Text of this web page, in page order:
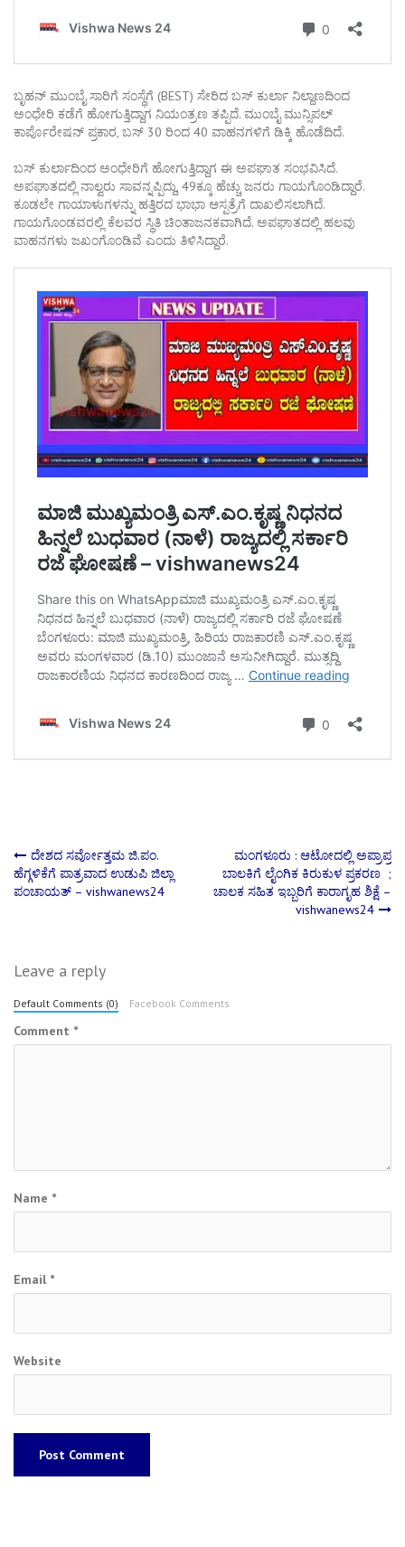
ಬೃಹನ್ ಮುಂಬೈ ಸಾರಿಗೆ ಸಂಸ್ಥೆಗೆ (BEST) ಸೇರಿದ ಬಸ್ ಕುರ್ಲಾ ನಿಲ್ದಾಣದಿಂದ
ಅಂಧೇರಿ ಕಡೆಗೆ ಹೋಗುತ್ತಿದ್ದಾಗ ನಿಯಂತ್ರಣ ತಪ್ಪಿದೆ. ಮುಂಬೈ ಮುನ್ಸಿಪಲ್
ಕಾರ್ಪೊರೇಷನ್ ಪ್ರಕಾರ, ಬಸ್ 30 ರಿಂದ 40 ವಾಹನಗಳಿಗೆ ಡಿಕ್ಕಿ ಹೊಡೆದಿದೆ.
ಬಸ್ ಕುರ್ಲಾದಿಂದ ಅಂಧೇರಿಗೆ ಹೋಗುತ್ತಿದ್ದಾಗ ಈ ಅಪಘಾತ ಸಂಭವಿಸಿದೆ.
ಅಪಘಾತದಲ್ಲಿ ನಾಲ್ವರು ಸಾವನ್ನಪ್ಪಿದ್ದು, 49ಕ್ಕೂ ಹೆಚ್ಚು ಜನರು ಗಾಯಗೊಂಡಿದ್ದಾರೆ.
ಕೂಡಲೇ ಗಾಯಾಳುಗಳನ್ನು ಹತ್ತಿರದ ಭಾಭಾ ಆಸ್ಪತ್ರೆಗೆ ದಾಖಲಿಸಲಾಗಿದೆ.
ಗಾಯಗೊಂಡವರಲ್ಲಿ ಕೆಲವರ ಸ್ಥಿತಿ ಚಿಂತಾಜನಕವಾಗಿದೆ. ಅಪಘಾತದಲ್ಲಿ ಹಲವು
ವಾಹನಗಳು ಜಖಂಗೊಂಡಿವೆ ಎಂದು ತಿಳಿಸಿದ್ದಾರೆ.
Post
navigation
ದೇಶದ ಸರ್ವೋತ್ತಮ ಜಿ.ಪಂ.
ಹೆಗ್ಗಳಿಕೆಗೆ ಪಾತ್ರವಾದ ಉಡುಪಿ ಜಿಲ್ಲಾ
ಪಂಚಾಯತ್ – vishwanews24
ಮಂಗಳೂರು : ಆಟೋದಲ್ಲಿ ಅಪ್ರಾಪ್ರ
ಬಾಲಕಿಗೆ ಲೈಂಗಿಕ ಕಿರುಕುಳ ಪ್ರಕರಣ ;
ಚಾಲಕ ಸಹಿತ ಇಬ್ಬರಿಗೆ ಕಾರಾಗೃಹ ಶಿಕ್ಷೆ –
vishwanews24
Leave a reply
Default Comments (0) Facebook Comments
Comment *
Name *
Email *
Website